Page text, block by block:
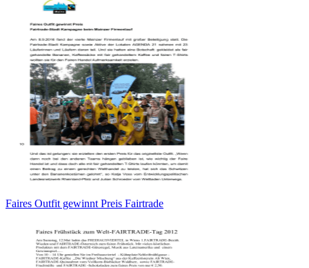
Faires Outfit gewinnt Preis Fairtrade